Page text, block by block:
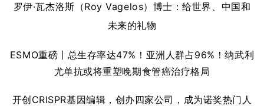
罗伊·瓦杰洛斯（Roy Vagelos）博士：给世界、中国和
未来的礼物
ESMO重磅丨总生存率达47%！亚洲人群占96%！纳武利
尤单抗或将重塑晚期食管癌治疗格局
开创CRISPR基因编辑，创办四家公司，成为诺奖热门人